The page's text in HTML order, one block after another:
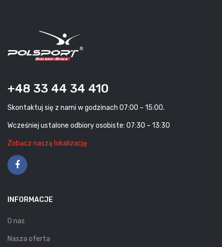
+48 33 44 34 410
Skontaktuj się z nami w godzinach 07:00 – 15:00.
Wcześniej ustalone odbiory osobiste: 07:30 – 13:30
Zobacz naszą lokalizację
INFORMACJE
O nas
Nasza oferta